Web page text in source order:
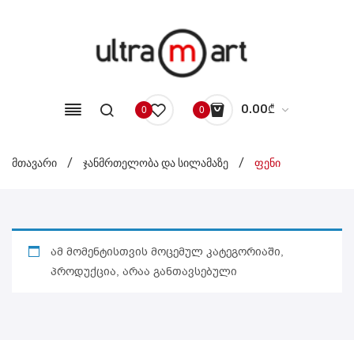
0 0 0.00₾
No products in the cart.
მთავარი / ჯანმრთელობა და სილამაზე / ფენი
ამ მომენტისთვის მოცემულ კატეგორიაში,
პროდუქცია, არაა განთავსებული